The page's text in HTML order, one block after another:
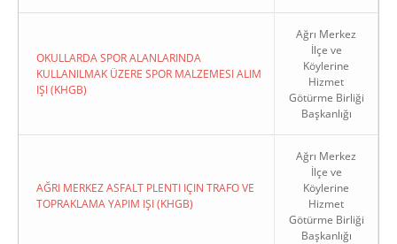
OKULLARDA SPOR ALANLARINDA
KULLANILMAK ÜZERE SPOR MALZEMESI ALIM
IŞI (KHGB)
Ağrı Merkez
İlçe ve
Köylerine
Hizmet
Götürme Birliği
Başkanlığı
AĞRI MERKEZ ASFALT PLENTI IÇIN TRAFO VE
TOPRAKLAMA YAPIM IŞI (KHGB)
Ağrı Merkez
İlçe ve
Köylerine
Hizmet
Götürme Birliği
Başkanlığı